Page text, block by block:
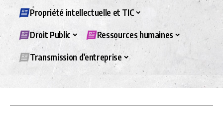
Propriété intellectuelle et TIC
Droit Public Ressources humaines
Transmission d’entreprise